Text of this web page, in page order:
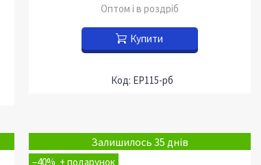
Оптом і в роздріб
Купити
EP115-рб
Залишилось 35 днів
–40%